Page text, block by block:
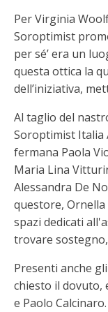
Per Virginia
Soroptimist
per sé’ era un
questa ottica la
dell’iniziativa,
Al taglio del
Soroptimist Italia
fermana Paola
Maria Lina
Alessandra De
questore, Ornella
spazi dedicati
trovare
Presenti anche
chiesto il dovuto,
e Paolo